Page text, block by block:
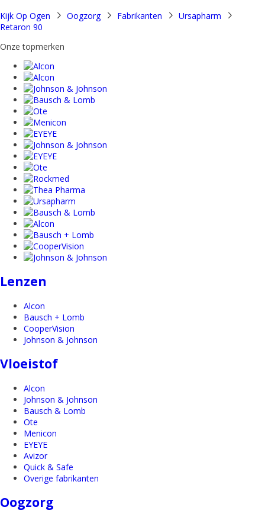
Kijk Op Ogen
Oogzorg Fabrikanten
Ursapharm
Retaron 90
Onze topmerken
Lenzen
Alcon
Bausch + Lomb
CooperVision
Johnson & Johnson
Vloeistof
Alcon
Johnson & Johnson
Bausch & Lomb
Ote
Menicon
EYEYE
Avizor
Quick & Safe
Overige fabrikanten
Oogzorg